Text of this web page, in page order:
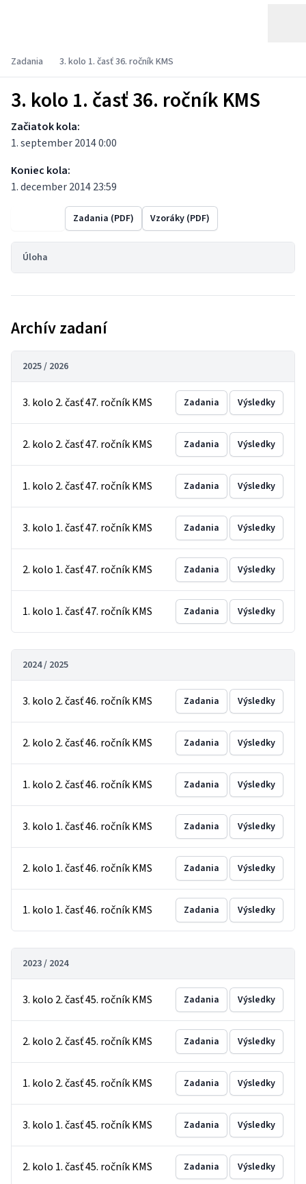
Zadania 3. kolo 1. časť 36. ročník KMS
3. kolo 1. časť 36. ročník KMS
Začiatok kola:
1. september 2014 0:00
Koniec kola:
1. december 2014 23:59
Zadania (PDF) Vzoráky (PDF)
Úloha
Archív zadaní
2025 / 2026
3. kolo 2. časť 47. ročník KMS Zadania Výsledky
2. kolo 2. časť 47. ročník KMS Zadania Výsledky
1. kolo 2. časť 47. ročník KMS Zadania Výsledky
3. kolo 1. časť 47. ročník KMS Zadania Výsledky
2. kolo 1. časť 47. ročník KMS Zadania Výsledky
1. kolo 1. časť 47. ročník KMS Zadania Výsledky
2024 / 2025
3. kolo 2. časť 46. ročník KMS Zadania Výsledky
2. kolo 2. časť 46. ročník KMS Zadania Výsledky
1. kolo 2. časť 46. ročník KMS Zadania Výsledky
3. kolo 1. časť 46. ročník KMS Zadania Výsledky
2. kolo 1. časť 46. ročník KMS Zadania Výsledky
1. kolo 1. časť 46. ročník KMS Zadania Výsledky
2023 / 2024
3. kolo 2. časť 45. ročník KMS Zadania Výsledky
2. kolo 2. časť 45. ročník KMS Zadania Výsledky
1. kolo 2. časť 45. ročník KMS Zadania Výsledky
3. kolo 1. časť 45. ročník KMS Zadania Výsledky
2. kolo 1. časť 45. ročník KMS Zadania Výsledky